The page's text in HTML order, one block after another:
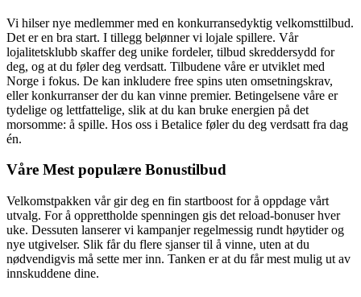
Vi hilser nye medlemmer med en konkurransedyktig velkomsttilbud.
Det er en bra start. I tillegg belønner vi lojale spillere. Vår
lojalitetsklubb skaffer deg unike fordeler, tilbud skreddersydd for
deg, og at du føler deg verdsatt. Tilbudene våre er utviklet med
Norge i fokus. De kan inkludere free spins uten omsetningskrav,
eller konkurranser der du kan vinne premier. Betingelsene våre er
tydelige og lettfattelige, slik at du kan bruke energien på det
morsomme: å spille. Hos oss i Betalice føler du deg verdsatt fra dag
én.
Våre Mest populære Bonustilbud
Velkomstpakken vår gir deg en fin startboost for å oppdage vårt
utvalg. For å opprettholde spenningen gis det reload-bonuser hver
uke. Dessuten lanserer vi kampanjer regelmessig rundt høytider og
nye utgivelser. Slik får du flere sjanser til å vinne, uten at du
nødvendigvis må sette mer inn. Tanken er at du får mest mulig ut av
innskuddene dine.